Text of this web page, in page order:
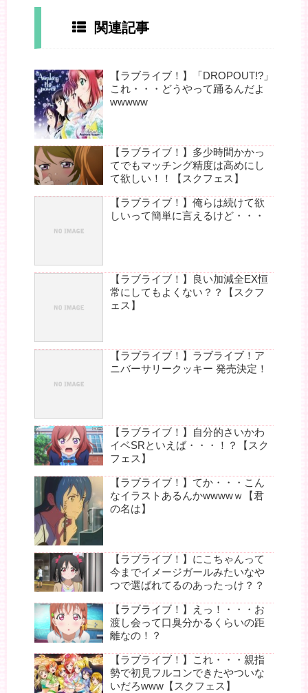
関連記事
【ラブライブ！】「DROPOUT!?」
これ・・・どうやって踊るんだよ
wwwww
【ラブライブ！】多少時間かかっ
てでもマッチング精度は高めにし
て欲しい！！【スクフェス】
【ラブライブ！】俺らは続けて欲
しいって簡単に言えるけど・・・
【ラブライブ！】良い加減全EX恒
常にしてもよくない？？【スクフ
ェス】
【ラブライブ！】ラブライブ！ア
ニバーサリークッキー 発売決定！
【ラブライブ！】自分的さいかわ
イベSRといえば・・・！？【スク
フェス】
【ラブライブ！】てか・・・こん
なイラストあるんかwwwwｗ【君
の名は】
【ラブライブ！】にこちゃんって
今までイメージガールみたいなや
つで選ばれてるのあったっけ？？
【ラブライブ！】えっ！・・・お
渡し会って口臭分かるくらいの距
離なの！？
【ラブライブ！】これ・・・親指
勢で初見フルコンできたやついな
いだろwww【スクフェス】